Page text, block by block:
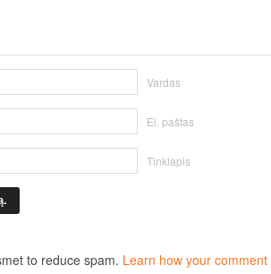
Vardas
El. paštas
Tinklapis
to reduce spam. Learn how your